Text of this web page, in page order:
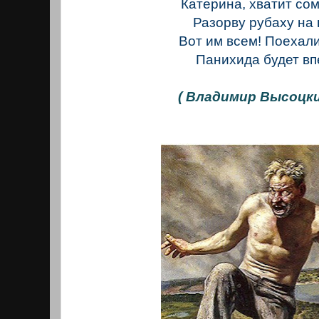
Катерина, хватит
Разорву рубаху
Вот им всем!
Панихида будет
( Владимир